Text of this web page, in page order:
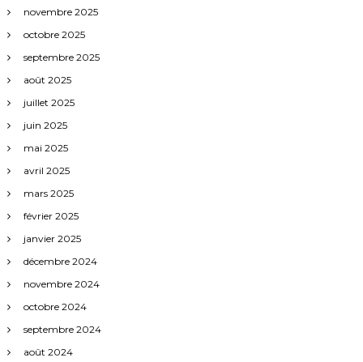
r
t
i
c
l
e
s
novembre 2025
octobre 2025
septembre 2025
août 2025
juillet 2025
juin 2025
mai 2025
avril 2025
mars 2025
février 2025
janvier 2025
décembre 2024
novembre 2024
octobre 2024
septembre 2024
août 2024